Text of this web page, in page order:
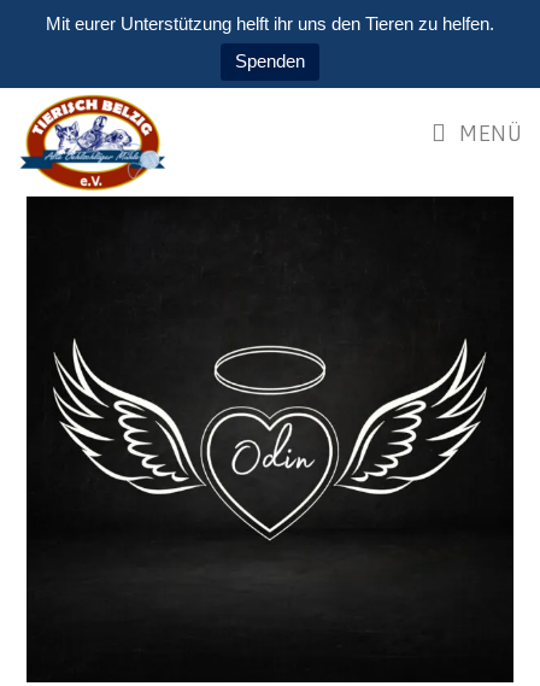
Mit eurer Unterstützung helft ihr uns den Tieren zu helfen.
Spenden
MENÜ